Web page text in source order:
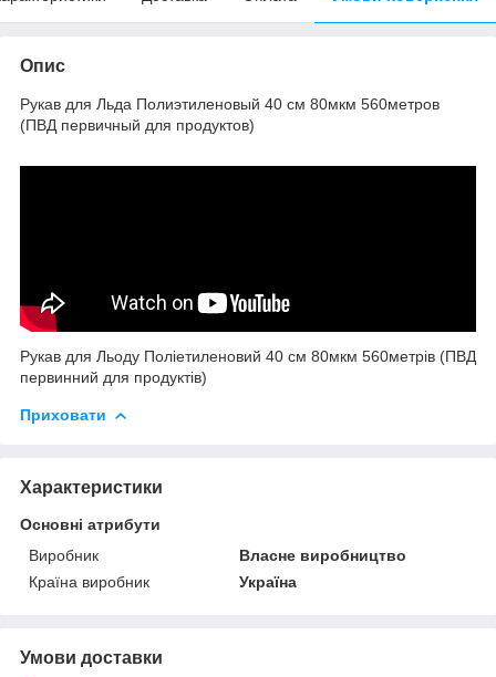
Опис
Рукав для Льда Полиэтиленовый 40 см 80мкм 560метров
(ПВД первичный для продуктов)
Рукав для Льоду Поліетиленовий 40 см 80мкм 560метрів (ПВД
первинний для продуктів)
Приховати
Характеристики
Основні атрибути
Виробник
Власне виробництво
Країна виробник
Україна
Умови доставки